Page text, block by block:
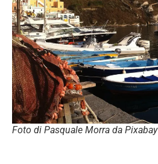
Foto di Pasquale Morra da Pixabay